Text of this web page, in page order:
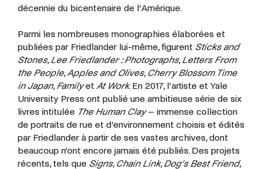
décennie du bicentenaire de l’Amérique.
Parmi les nombreuses monographies élaborées et
publiées par Friedlander lui-même, figurent Sticks and
Stones, Lee Friedlander : Photographs, Letters From
the People,Apples and Olives, Cherry Blossom Time
in Japan, Familyet At Work. En 2017, l’artiste et Yale
University Press ont publié une ambitieuse série de six
livres intitulée The Human Clay– immense collection
de portraits de rue et d’environnement choisis et édités
par Friedlander à partir de ses vastes archives, dont
beaucoup n’ont encore jamais été publiés. Des projets
récents, tels que Signs, Chain Link, Dog’s Best Friend,